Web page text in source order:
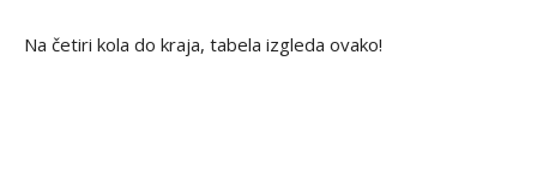
Na četiri kola do kraja, tabela izgleda ovako!